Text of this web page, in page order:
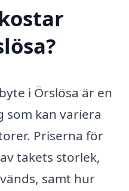
i Örslösa är en
som kan variera
Priserna för
takets storlek,
samt hur